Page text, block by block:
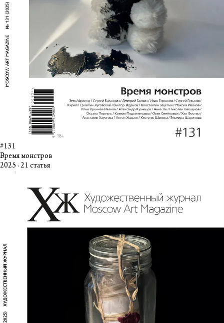
#131
Время монстров
2025 · 21 статья